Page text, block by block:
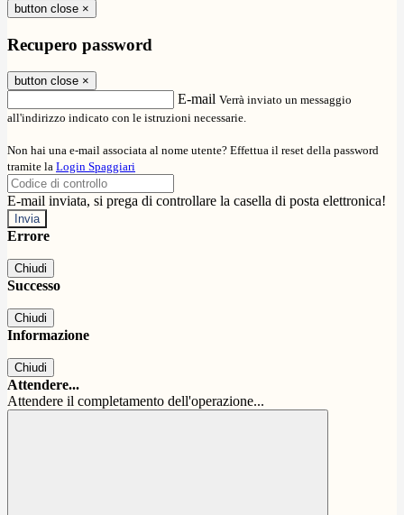
button close ×
Recupero password
button close ×
E-mail Verrà inviato un messaggio
all'indirizzo indicato con le istruzioni necessarie.
Non hai una e-mail associata al nome utente? Effettua il reset della password
tramite la Login Spaggiari
E-mail inviata, si prega di controllare la casella di posta elettronica!
Errore
Chiudi
Successo
Chiudi
Informazione
Chiudi
Attendere...
Attendere il completamento dell'operazione...